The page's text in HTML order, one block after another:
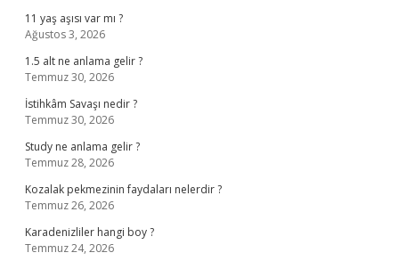
11 yaş aşısı var mı ?
Ağustos 3, 2026
1.5 alt ne anlama gelir ?
Temmuz 30, 2026
İstihkâm Savaşı nedir ?
Temmuz 30, 2026
Study ne anlama gelir ?
Temmuz 28, 2026
Kozalak pekmezinin faydaları nelerdir ?
Temmuz 26, 2026
Karadenizliler hangi boy ?
Temmuz 24, 2026